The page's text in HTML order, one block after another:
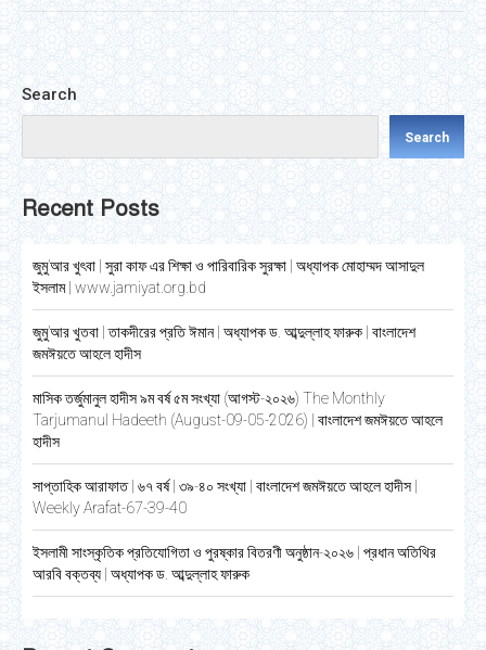
Search
Search
Recent Posts
জুমু’আর খুৎবা | সুরা কাফ এর শিক্ষা ও পারিবারিক সুরক্ষা | অধ্যাপক মোহাম্মদ আসাদুল
ইসলাম | www.jamiyat.org.bd
জুমু’আর খুতবা | তাকদীরের প্রতি ঈমান | অধ্যাপক ড. আব্দুল্লাহ ফারুক | বাংলাদেশ
জমঈয়তে আহলে হাদীস
মাসিক তর্জুমানুল হাদীস ৯ম বর্ষ ৫ম সংখ্যা (আগস্ট-২০২৬) The Monthly
Tarjumanul Hadeeth (August-09-05-2026) | বাংলাদেশ জমঈয়তে আহলে
হাদীস
সাপ্তাহিক আরাফাত | ৬৭ বর্ষ | ৩৯-৪০ সংখ্যা | বাংলাদেশ জমঈয়তে আহলে হাদীস |
Weekly Arafat-67-39-40
ইসলামী সাংস্কৃতিক প্রতিযোগিতা ও পুরষ্কার বিতরণী অনুষ্ঠান-২০২৬ | প্রধান অতিথির
আরবি বক্তব্য | অধ্যাপক ড. আব্দুল্লাহ ফারুক